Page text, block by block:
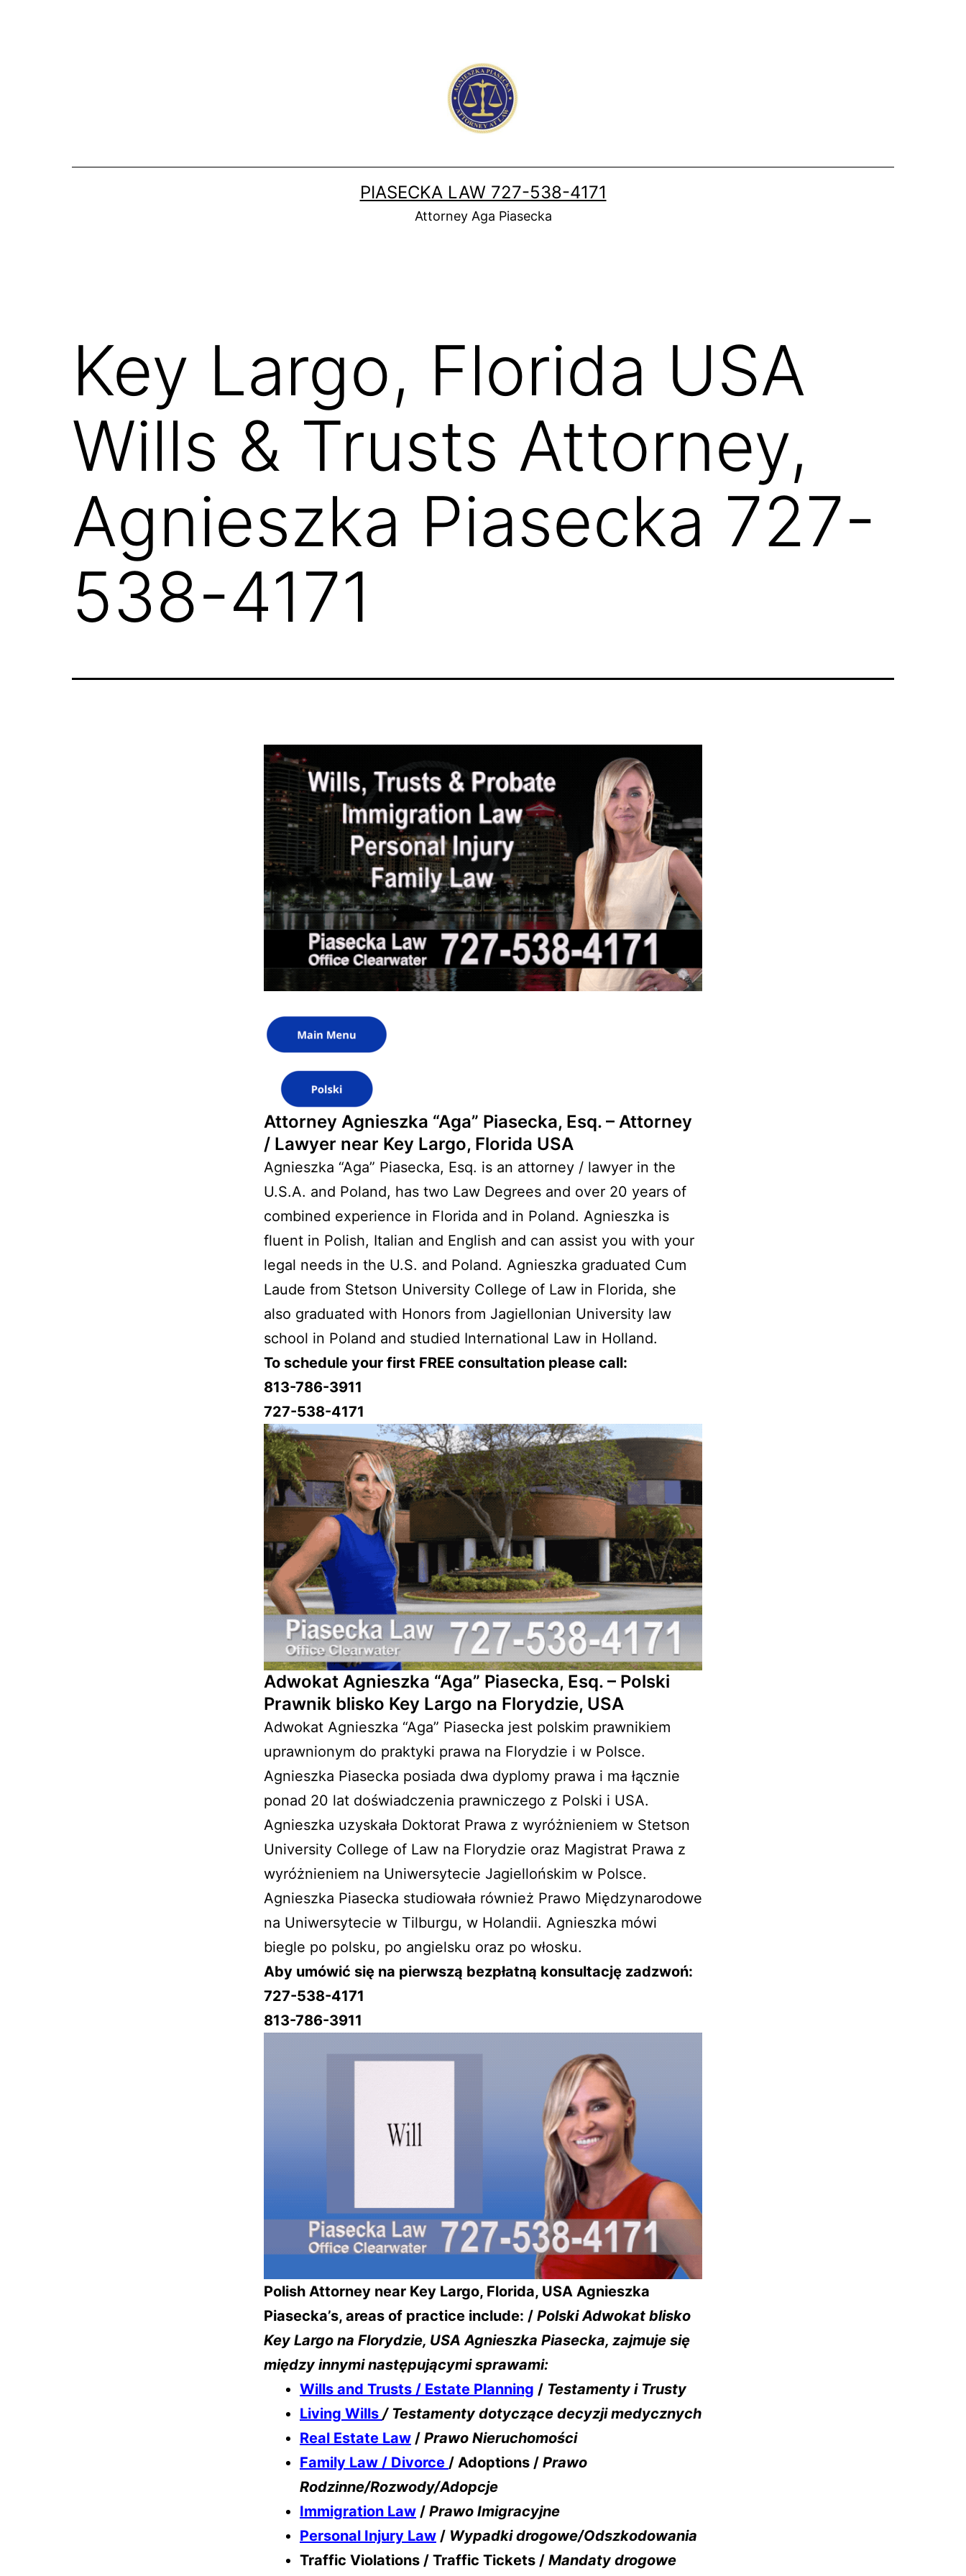
PIASECKA LAW 727-538-4171
Attorney Aga Piasecka
Key Largo, Florida USA
Wills & Trusts Attorney,
Agnieszka Piasecka 727-
538-4171
Attorney Agnieszka “Aga” Piasecka, Esq. – Attorney
/ Lawyer near Key Largo, Florida USA
Agnieszka “Aga” Piasecka, Esq. is an attorney / lawyer in the
U.S.A. and Poland, has two Law Degrees and over 20 years of
combined experience in Florida and in Poland. Agnieszka is
fluent in Polish, Italian and English and can assist you with your
legal needs in the U.S. and Poland. Agnieszka graduated Cum
Laude from Stetson University College of Law in Florida, she
also graduated with Honors from Jagiellonian University law
school in Poland and studied International Law in Holland.
To schedule your first FREE consultation please call:
813-786-3911
727-538-4171
Adwokat Agnieszka “Aga” Piasecka, Esq. – Polski
Prawnik blisko Key Largo na Florydzie, USA
Adwokat Agnieszka “Aga” Piasecka jest polskim prawnikiem
uprawnionym do praktyki prawa na Florydzie i w Polsce.
Agnieszka Piasecka posiada dwa dyplomy prawa i ma łącznie
ponad 20 lat doświadczenia prawniczego z Polski i USA.
Agnieszka uzyskała Doktorat Prawa z wyróżnieniem w Stetson
University College of Law na Florydzie oraz Magistrat Prawa z
wyróżnieniem na Uniwersytecie Jagiellońskim w Polsce.
Agnieszka Piasecka studiowała również Prawo Międzynarodowe
na Uniwersytecie w Tilburgu, w Holandii. Agnieszka mówi
biegle po polsku, po angielsku oraz po włosku.
Aby umówić się na pierwszą bezpłatną konsultację zadzwoń:
727-538-4171
813-786-3911
Polish Attorney near Key Largo, Florida, USA Agnieszka
Piasecka’s, areas of practice include: / Polski Adwokat blisko
Key Largo na Florydzie, USA Agnieszka Piasecka, zajmuje się
między innymi następującymi sprawami:
Wills and Trusts / Estate Planning / Testamenty i Trusty
Living Wills / Testamenty dotyczące decyzji medycznych
Real Estate Law / Prawo Nieruchomości
Family Law / Divorce / Adoptions / Prawo
Rodzinne/Rozwody/Adopcje
Immigration Law / Prawo Imigracyjne
Personal Injury Law / Wypadki drogowe/Odszkodowania
Traffic Violations / Traffic Tickets / Mandaty drogowe